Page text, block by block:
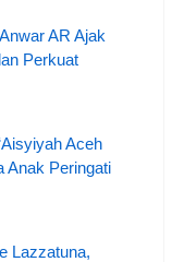
AR Ajak
Perkuat
Aceh
Anak Peringati
Lazzatuna,